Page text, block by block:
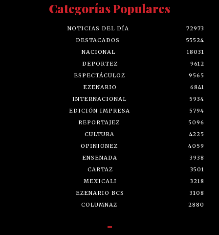
Categorías Populares
NOTICIAS DEL DÍA
72973
DESTACADOS
55524
NACIONAL
18031
DEPORTEZ
9612
ESPECTÁCULOZ
9565
EZENARIO
6841
INTERNACIONAL
5934
EDICIÓN IMPRESA
5794
REPORTAJEZ
5096
CULTURA
4225
OPINIONEZ
4059
ENSENADA
3938
CARTAZ
3501
MEXICALI
3218
EZENARIO BCS
3108
COLUMNAZ
2880
-